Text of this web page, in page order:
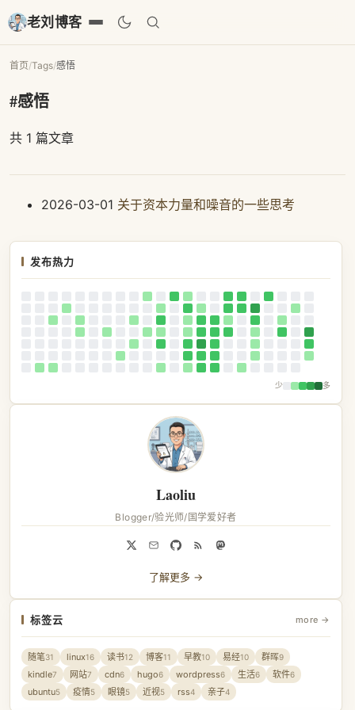
老刘博客
首页/Tags/感悟
#感悟
共 1 篇文章
2026-03-01 关于资本力量和噪音的一些思考
发布热力
少 多
Laoliu
Blogger/验光师/国学爱好者
了解更多 →
标签云 more →
随笔31 linux16 读书12 博客11 早教10 易经10 群晖9
kindle7 网站7 cdn6 hugo6 wordpress6 生活6 软件6
ubuntu5 疫情5 眼镜5 近视5 rss4 亲子4